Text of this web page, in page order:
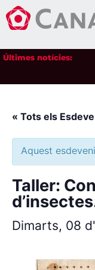
Últimes notícies:
« Tots els
Aquest
Taller:
Dimarts, 08